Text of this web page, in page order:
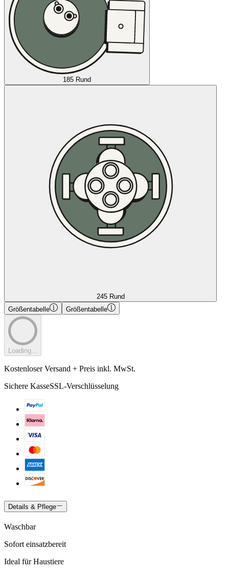
185 Rund
245 Rund
Größentabelle
Größentabelle
Loading...
Kostenloser Versand + Preis inkl. MwSt.
Sichere KasseSSL-Verschlüsselung
Details & Pflege
Waschbar
Sofort einsatzbereit
Ideal für Haustiere